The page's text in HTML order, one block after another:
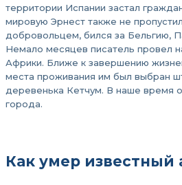
территории Испании застал
мировую Эрнест также не
добровольцем, бился за Бельгию,
Немало месяцев писатель провел
Африки. Ближе к завершению
места проживания им был выбран
деревенька Кетчум. В наше время
города.
Как умер известный